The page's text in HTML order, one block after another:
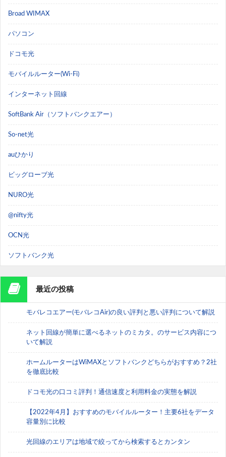
Broad WIMAX
パソコン
ドコモ光
モバイルルーター(Wi-Fi)
インターネット回線
SoftBank Air（ソフトバンクエアー）
So-net光
auひかり
ビッグローブ光
NURO光
@nifty光
OCN光
ソフトバンク光
最近の投稿
モバレコエアー(モバレコAir)の良い評判と悪い評判について解説
ネット回線が簡単に選べるネットのミカタ。のサービス内容につ
いて解説
ホームルーターはWiMAXとソフトバンクどちらがおすすめ？2社
を徹底比較
ドコモ光の口コミ評判！通信速度と利用料金の実態を解説
【2022年4月】おすすめのモバイルルーター！主要6社をデータ
容量別に比較
光回線のエリアは地域で絞ってから検索するとカンタン